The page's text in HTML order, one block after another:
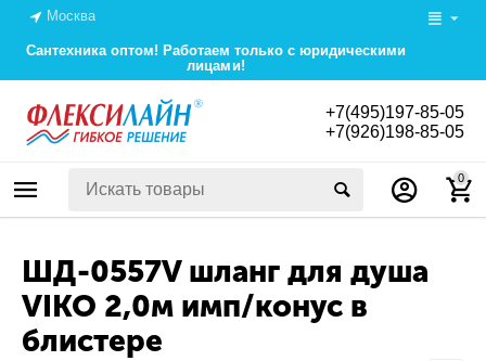
Москва
Сантехника оптом! Работаем только с юридическими
лицами!
+7(495)197-85-05
+7(926)198-85-05
0
ШД-0557V шланг для душа
VIKO 2,0м имп/конус в
блистере